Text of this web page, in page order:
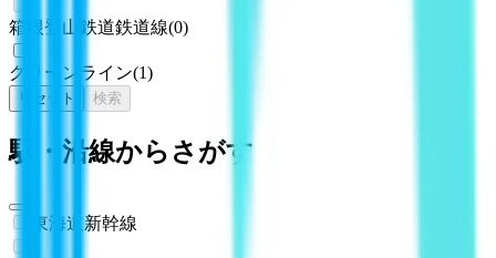
箱根登山鉄道鉄道線(0)
グリーンライン(1)
リセット 検索
駅・沿線からさがす
東海道新幹線